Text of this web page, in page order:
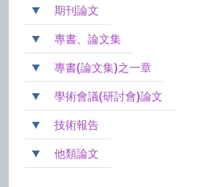
期刊論文
專書、論文集
專書(論文集)之一章
學術會議(研討會)論文
技術報告
他類論文